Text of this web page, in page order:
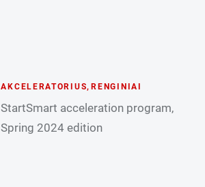
AKCELERATORIUS, RENGINIAI
StartSmart acceleration program,
Spring 2024 edition